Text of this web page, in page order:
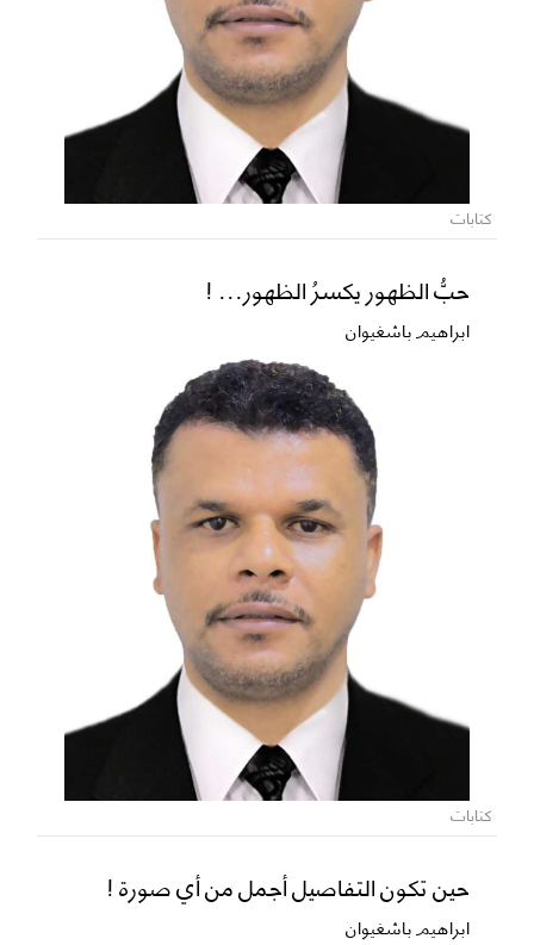
كتابات
حبُّ الظهور يكسرُ الظهور... !
ابراهيم باشغيوان
كتابات
حين تكون التفاصيل أجمل من أي صورة !
ابراهيم باشغيوان